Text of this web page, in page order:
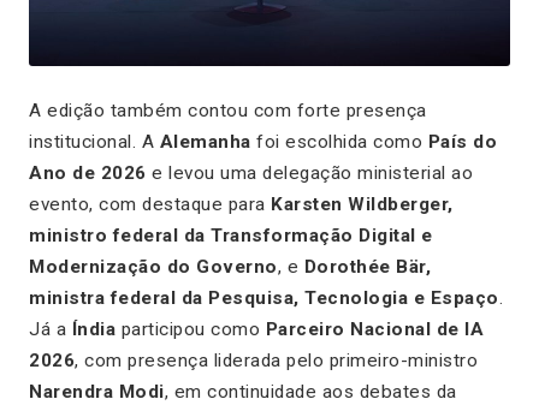
A edição também contou com forte presença
institucional. A Alemanha foi escolhida como País do
Ano de 2026 e levou uma delegação ministerial ao
evento, com destaque para Karsten Wildberger,
ministro federal da Transformação Digital e
Modernização do Governo, e Dorothée Bär,
ministra federal da Pesquisa, Tecnologia e Espaço.
Já a Índia participou como Parceiro Nacional de IA
2026, com presença liderada pelo primeiro-ministro
Narendra Modi, em continuidade aos debates da